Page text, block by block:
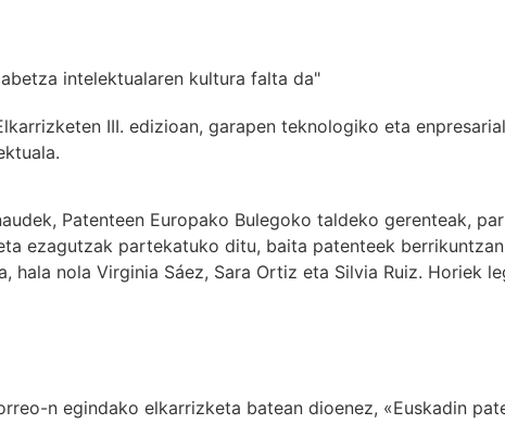
intelektualaren kultura falta da"
III. edizioan, garapen teknologiko eta
Patenteen Europako Bulegoko taldeko gerenteak,
ezagutzak partekatuko ditu, baita patenteek
hala nola Virginia Sáez, Sara Ortiz eta Silvia Ruiz. Horiek
n egindako elkarrizketa batean dioenez, «Euskadin